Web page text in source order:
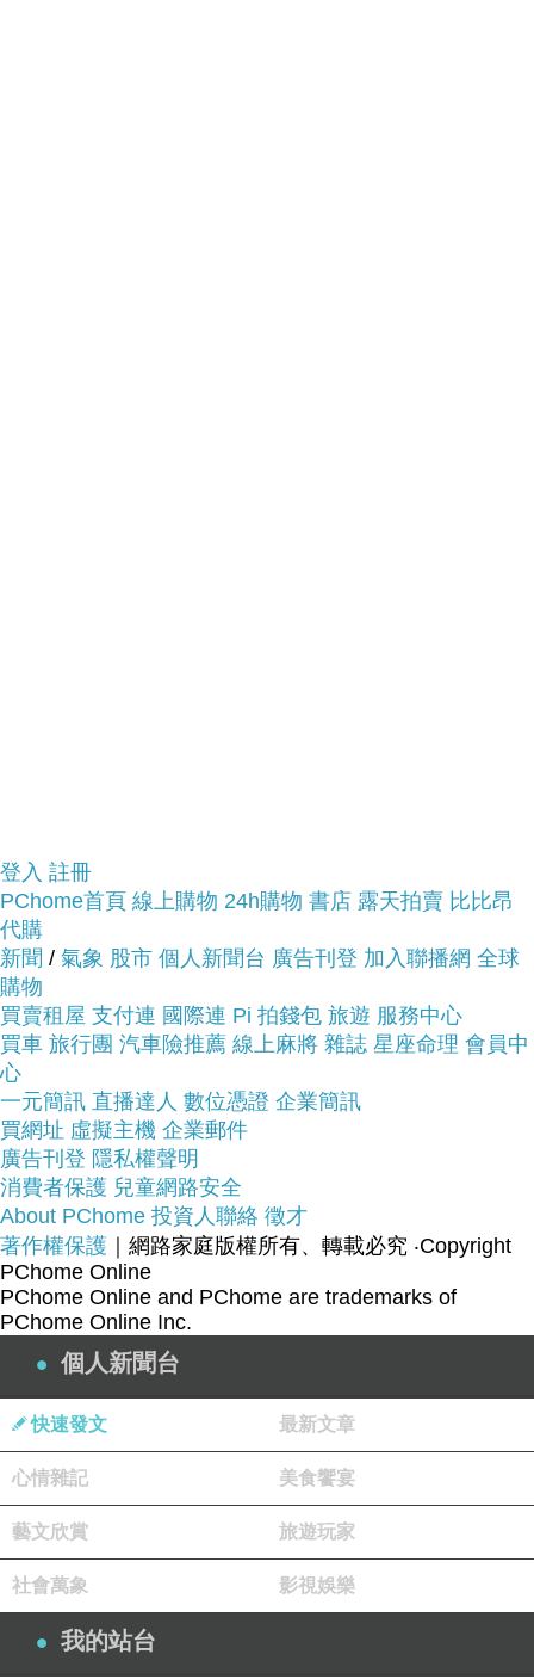
商品網址:
::::::::::::::::::::::好康推
薦::::::::::::::::::::::
衣服,褲子,平板電腦比較,平板電腦開箱文,平板電腦
使用心得,平板電腦比價,平板電腦分享,平板電腦哪
裡買,平板電腦哪裡便宜,平板電腦週年慶,平板電腦
電腦展,平板電腦採購指南
花店,網路花店,泰迪熊,CNC,中古機械,醫療險,終身
醫療險,租車,分紅保單,投資型保單,cnc車床,cnc銑
床,麻將,包裝代工,保養品代工,食品代工,派報,夾報,
靠腰墊,汽車窗簾,隔熱膜,遮陽簾,日本代標,日本代購,
旗魚鬆,魚鬆,冰餅,三明治冰餅,金爐,環保金爐,焚化
爐,進銷存,軟體設計,腳臭,易夏貼,止汗劑,按摩床,單
人床,雙人床,租腳踏車,田尾公路花園,租自行車,租單
登入 註冊
PChome首頁 線上購物 24h購物 書店 露天拍賣 比比昂
代購
新聞 / 氣象 股市 個人新聞台 廣告刊登 加入聯播網 全球
購物
買賣租屋 支付連 國際連 Pi 拍錢包 旅遊 服務中心
買車 旅行團 汽車險推薦 線上麻將 雜誌 星座命理 會員中
心
一元簡訊 直播達人 數位憑證 企業簡訊
買網址 虛擬主機 企業郵件
廣告刊登 隱私權聲明
消費者保護 兒童網路安全
About PChome 投資人聯絡 徵才
著作權保護 ｜網路家庭版權所有、轉載必究 ‧Copyright
PChome Online
PChome Online and PChome are trademarks of
PChome Online Inc.
個人新聞台
快速發文 最新文章
心情雜記 美食饗宴
藝文欣賞 旅遊玩家
社會萬象 影視娛樂
我的站台